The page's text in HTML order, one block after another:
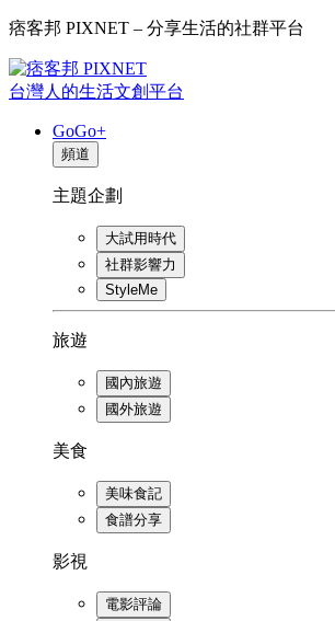
痞客邦 PIXNET – 分享生活的社群平台
台灣人的生活文創平台
GoGo+
頻道
主題企劃
大試用時代
社群影響力
StyleMe
旅遊
國內旅遊
國外旅遊
美食
美味食記
食譜分享
影視
電影評論